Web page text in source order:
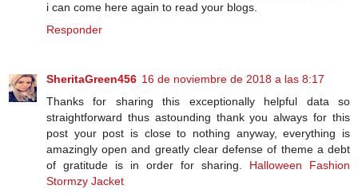
i can come here again to read your blogs.
Responder
SheritaGreen456 16 de noviembre de 2018 a las 8:17
Thanks for sharing this exceptionally helpful data so
straightforward thus astounding thank you always for this
post your post is close to nothing anyway, everything is
amazingly open and greatly clear defense of theme a debt
of gratitude is in order for sharing. Halloween Fashion
Stormzy Jacket